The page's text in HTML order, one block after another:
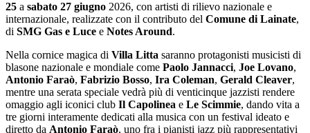
25 a sabato 27 giugno 2026, con artisti di rilievo nazionale e
internazionale, realizzate con il contributo del Comune di Lainate,
di SMG Gas e Luce e Notes Around.
Nella cornice magica di Villa Litta saranno protagonisti musicisti di
blasone nazionale e mondiale come Paolo Jannacci, Joe Lovano,
Antonio Faraò, Fabrizio Bosso, Ira Coleman, Gerald Cleaver,
mentre una serata speciale vedrà più di venticinque jazzisti rendere
omaggio agli iconici club Il Capolinea e Le Scimmie, dando vita a
tre giorni interamente dedicati alla musica con un festival ideato e
diretto da Antonio Faraò, uno fra i pianisti jazz più rappresentativi